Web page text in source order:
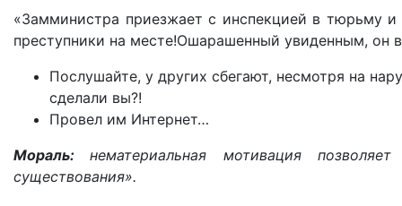
«Замминистра приезжает с инспекцией в тюрьму
преступники на месте!Ошарашенный увиденным, он
Послушайте, у других сбегают, несмотря на
сделали вы?!
Провел им Интернет…
Мораль:нематериальная мотивация
существования».